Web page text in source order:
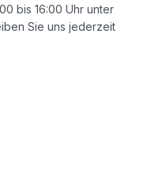
bis 16:00 Uhr unter
Sie uns jederzeit